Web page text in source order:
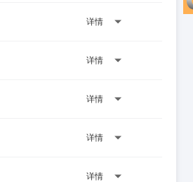
详情
详情
详情
详情
详情